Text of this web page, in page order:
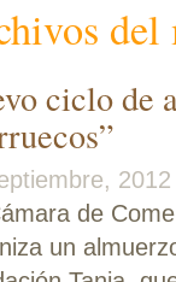
ciclo de
2012
de
un